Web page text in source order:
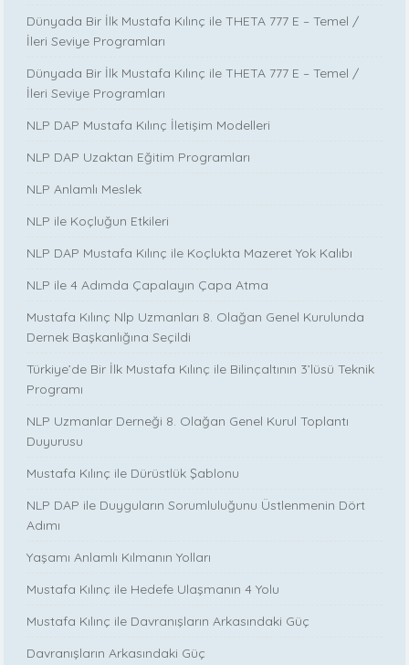
Dünyada Bir İlk Mustafa Kılınç ile THETA 777 E – Temel /
İleri Seviye Programları
Dünyada Bir İlk Mustafa Kılınç ile THETA 777 E – Temel /
İleri Seviye Programları
NLP DAP Mustafa Kılınç İletişim Modelleri
NLP DAP Uzaktan Eğitim Programları
NLP Anlamlı Meslek
NLP ile Koçluğun Etkileri
NLP DAP Mustafa Kılınç ile Koçlukta Mazeret Yok Kalıbı
NLP ile 4 Adımda Çapalayın Çapa Atma
Mustafa Kılınç Nlp Uzmanları 8. Olağan Genel Kurulunda
Dernek Başkanlığına Seçildi
Türkiye’de Bir İlk Mustafa Kılınç ile Bilinçaltının 3’lüsü Teknik
Programı
NLP Uzmanlar Derneği 8. Olağan Genel Kurul Toplantı
Duyurusu
Mustafa Kılınç ile Dürüstlük Şablonu
NLP DAP ile Duyguların Sorumluluğunu Üstlenmenin Dört
Adımı
Yaşamı Anlamlı Kılmanın Yolları
Mustafa Kılınç ile Hedefe Ulaşmanın 4 Yolu
Mustafa Kılınç ile Davranışların Arkasındaki Güç
Davranışların Arkasındaki Güç